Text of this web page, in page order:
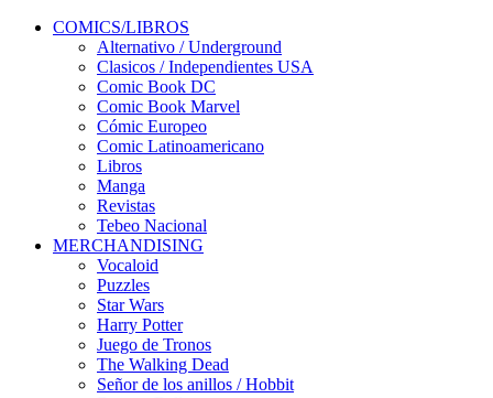
COMICS/LIBROS
Alternativo / Underground
Clasicos / Independientes USA
Comic Book DC
Comic Book Marvel
Cómic Europeo
Comic Latinoamericano
Libros
Manga
Revistas
Tebeo Nacional
MERCHANDISING
Vocaloid
Puzzles
Star Wars
Harry Potter
Juego de Tronos
The Walking Dead
Señor de los anillos / Hobbit